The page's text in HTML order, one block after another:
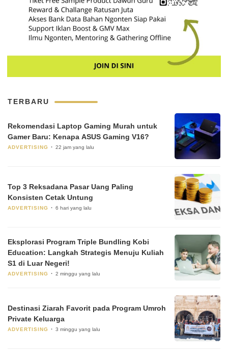
TERBARU
Rekomendasi Laptop Gaming Murah untuk
Gamer Baru: Kenapa ASUS Gaming V16?
ADVERTISING 22 jam yang lalu
Top 3 Reksadana Pasar Uang Paling
Konsisten Cetak Untung
ADVERTISING 6 hari yang lalu
Eksplorasi Program Triple Bundling Kobi
Education: Langkah Strategis Menuju Kuliah
S1 di Luar Negeri!
ADVERTISING 2 minggu yang lalu
Destinasi Ziarah Favorit pada Program Umroh
Private Keluarga
ADVERTISING 3 minggu yang lalu